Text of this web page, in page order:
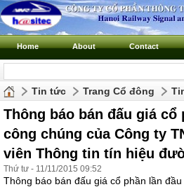
Home About Contact
Tin tức Trang Cổ đông
Thông báo bán đấu giá cổ
công chúng của Công ty
viên Thông tin tín hiệu
Thứ tư - 11/11/2015 09:52
Thông báo bán đấu giá cổ phần lần